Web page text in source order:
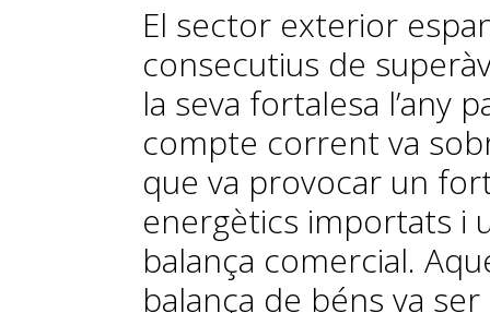
El sector exterior
consecutius de
la seva fortalesa l’any
compte corrent va
que va provocar un
energètics importats i
balança comercial.
balança de béns va